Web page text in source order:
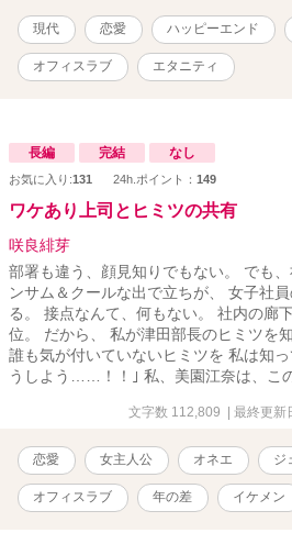
現代 恋愛 ハッピーエンド
オフィスラブ エタニティ
長編 完結 なし
お気に入り:131 24h.ポイント： 149
ワケあり上司とヒミツの共有
咲良緋芽
部署も違う、顔見知りでもない。 でも
ンサム＆クールな出で立ちが、 女子社
る。 接点なんて、何もない。 社内の廊
位。 だから、 私が津田部長のヒミツを
誰も気が付いていないヒミツを 私は知
うしよう……！！｣ 私、美園江奈は、こ
文字数 112,809 | 最終更
恋愛 女主人公 オネエ ジ
オフィスラブ 年の差 イケメン